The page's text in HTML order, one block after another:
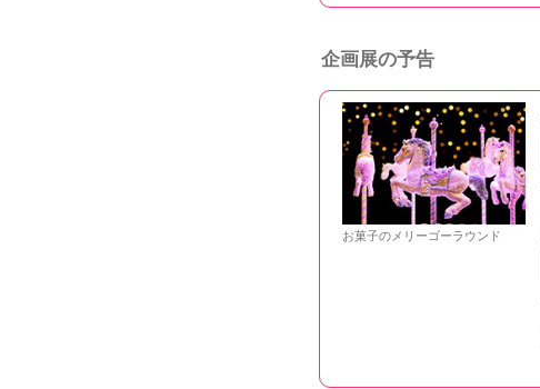
企画展の予告
お菓子のメリーゴーラウンド